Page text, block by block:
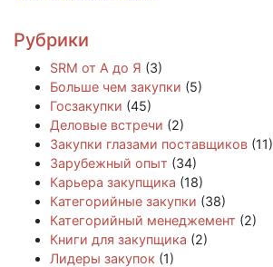
Рубрики
SRM от А до Я (3)
Больше чем закупки (5)
Госзакупки (45)
Деловые встречи (2)
Закупки глазами поставщиков (11)
Зарубежный опыт (34)
Карьера закупщика (18)
Категорийные закупки (38)
Категорийный менеджемент (2)
Книги для закупщика (2)
Лидеры закупок (1)